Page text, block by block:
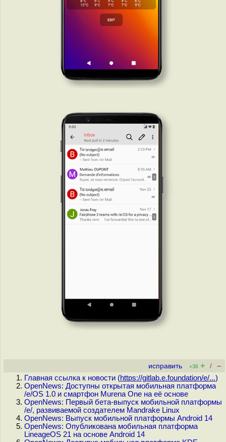
исправить +36 + / –
Главная ссылка к новости (https://gitlab.e.foundation/e/...)
OpenNews: Доступны открытая мобильная платформа
/e/OS 1.0 и смартфон Murena One на её основе
OpenNews: Первый бета-выпуск мобильной платформы
/e/, развиваемой создателем Mandrake Linux
OpenNews: Выпуск мобильной платформы Android 14
OpenNews: Опубликована мобильная платформа
LineageOS 21 на основе Android 14